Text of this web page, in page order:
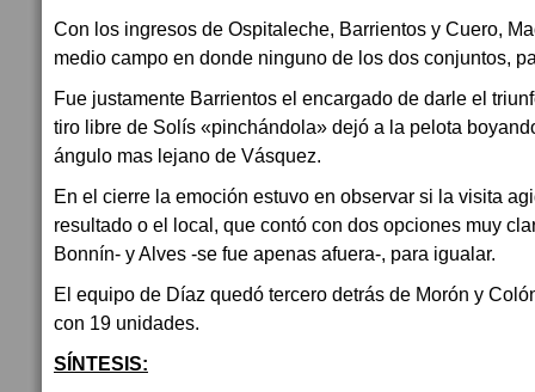
Con los ingresos de Ospitaleche, Barrientos y Cuero,
medio campo en donde ninguno de los dos conjuntos,
Fue justamente Barrientos el encargado de darle el
tiro libre de Solís «pinchándola» dejó a la pelota
ángulo mas lejano de Vásquez.
En el cierre la emoción estuvo en observar si la visita
resultado o el local, que contó con dos opciones muy
Bonnín- y Alves -se fue apenas afuera-, para igualar.
El equipo de Díaz quedó tercero detrás de Morón y
con 19 unidades.
SÍNTESIS: